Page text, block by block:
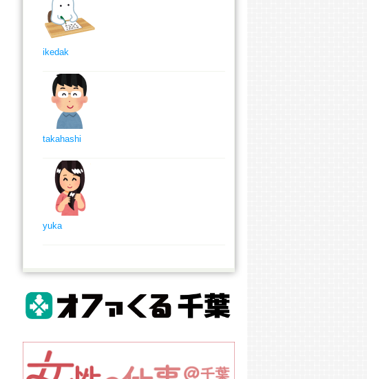
ikedak
takahashi
yuka